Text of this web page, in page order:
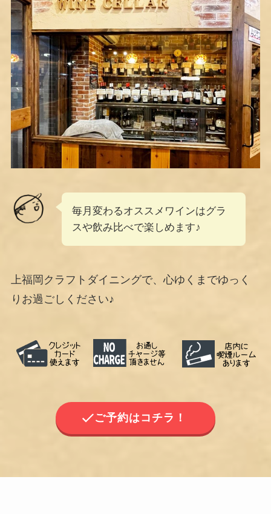
毎月変わるオススメワインはグラ
スや飲み比べで楽しめます♪
上福岡クラフトダイニングで、心ゆくまでゆっく
りお過ごしください♪
ご予約はコチラ！